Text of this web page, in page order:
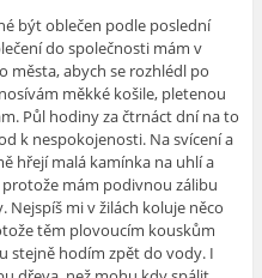
být oblečen podle poslední
do společnosti mám v
města, abych se rozhlédl po
měkké košile, pletenou
Půl hodiny za čtrnáct dní na to
k nespokojenosti. Na svícení a
hřejí malá kamínka na uhlí a
mám podivnou zálibu
mi v žilách koluje něco
těm plovoucím kouskům
stejně hodím zpět do vody. I